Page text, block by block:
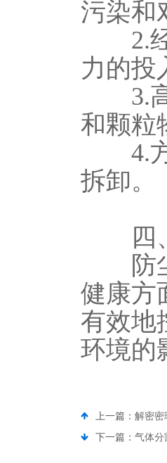
污染和
2.经
力的投
3.高
和颗粒
4.方
拆卸。
四、
防尘
健康方
有效地
环境的
上一篇： 解密密
下一篇： 气体分